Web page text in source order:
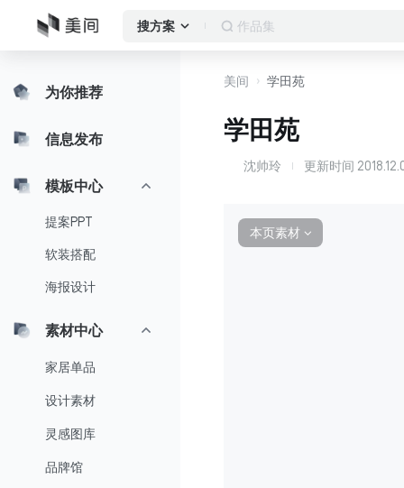
搜方案 客厅
为你推荐
信息发布
模板中心
提案PPT
软装搭配
海报设计
素材中心
家居单品
设计素材
灵感图库
品牌馆
美间 学田苑
学田苑
沈帅玲 更新时间
本页素材 ∨